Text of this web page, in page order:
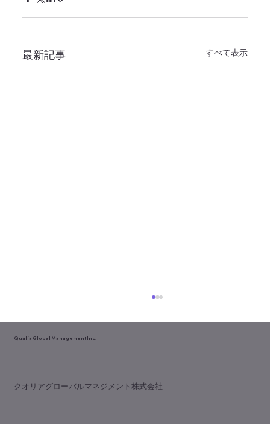
最新記事 すべて表示
Qualia Global Management Inc.
​クオリアグローバルマネジメント株式会社